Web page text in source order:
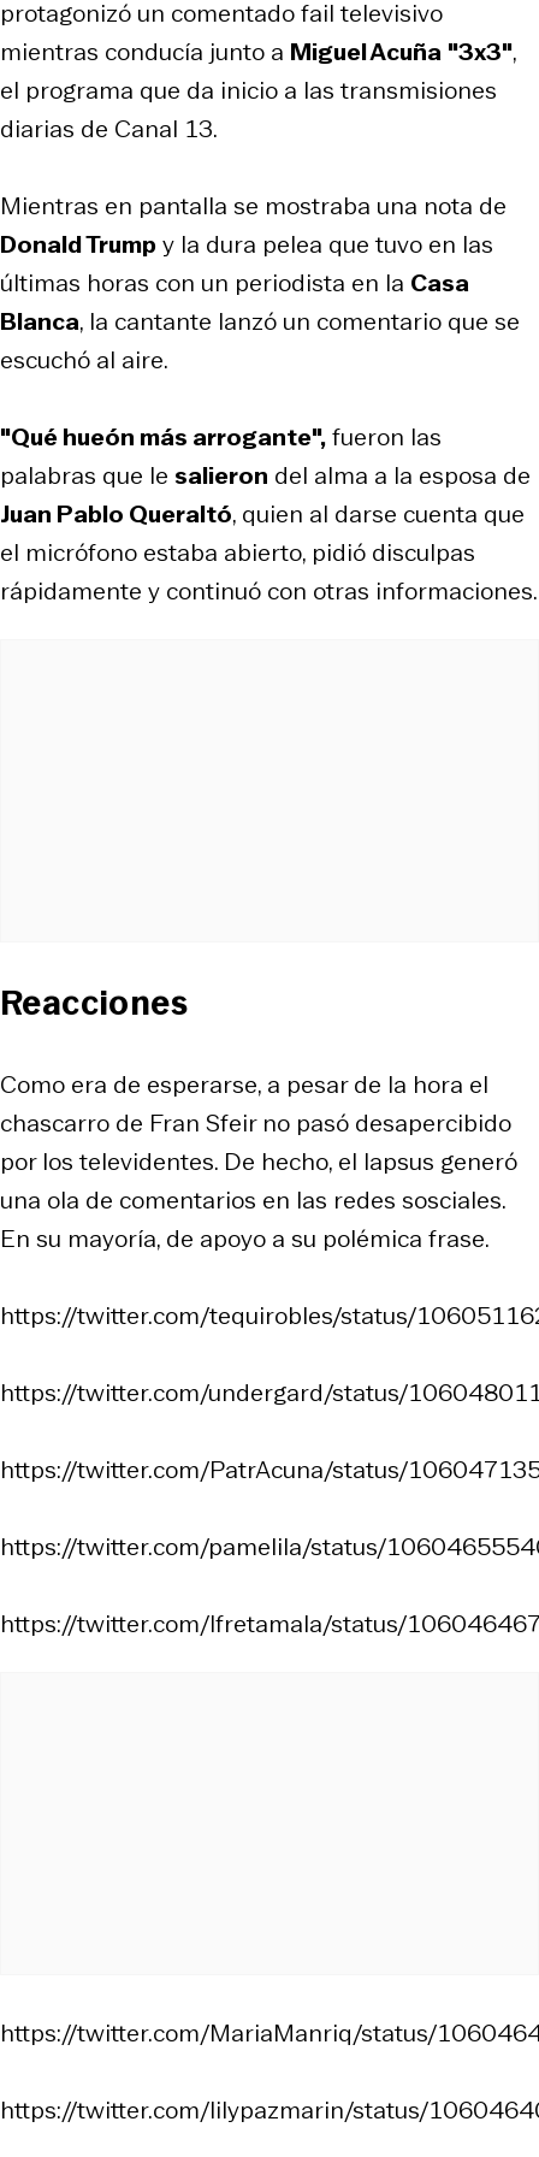
protagonizó un comentado fail televisivo
mientras conducía junto a Miguel Acuña "3x3",
el programa que da inicio a las transmisiones
diarias de Canal 13.
Mientras en pantalla se mostraba una nota de
Donald Trump y la dura pelea que tuvo en las
últimas horas con un periodista en la Casa
Blanca, la cantante lanzó un comentario que se
escuchó al aire.
"Qué hueón más arrogante",fueron las
palabras que le salieron del alma a la esposa de
Juan Pablo Queraltó, quien al darse cuenta que
el micrófono estaba abierto, pidió disculpas
rápidamente y continuó con otras informaciones.
Reacciones
Como era de esperarse, a pesar de la hora el
chascarro de Fran Sfeir no pasó desapercibido
por los televidentes. De hecho, el lapsus generó
una ola de comentarios en las redes sosciales.
En su mayoría, de apoyo a su polémica frase.
https://twitter.com/tequirobles/status/
https://twitter.com/undergard/status/
https://twitter.com/PatrAcuna/status/
https://twitter.com/pamelila/status/
https://twitter.com/lfretamala/status/
https://twitter.com/MariaManriq/status/
https://twitter.com/lilypazmarin/status/